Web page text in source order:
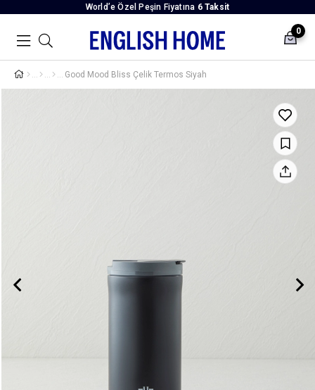
World’e Özel Peşin Fiyatına 6 Taksit
0
Good Mood Bliss Çelik Termos Siyah